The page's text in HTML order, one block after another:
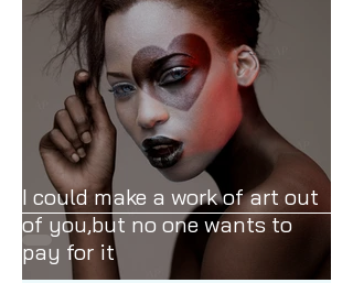
I could make a work of art out
of you,but no one wants to